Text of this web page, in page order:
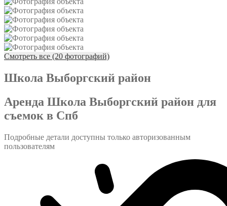
Смотреть все (20 фотографий)
Школа Выборгский район
Аренда Школа Выборгский район для
съемок в Спб
Подробные детали доступны только авторизованным
пользователям